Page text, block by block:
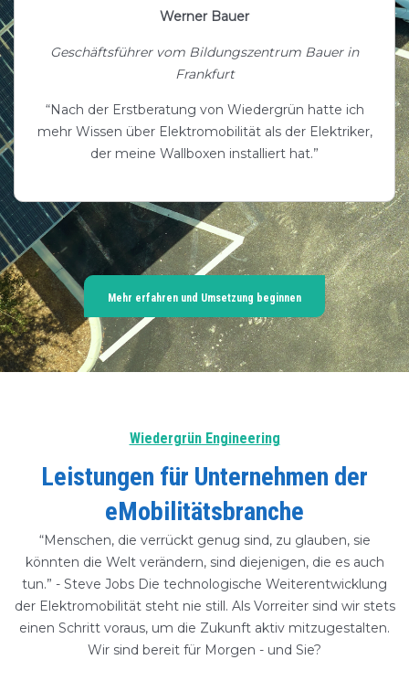
Werner Bauer
Geschäftsführer vom Bildungszentrum Bauer in
Frankfurt
“Nach der Erstberatung von Wiedergrün hatte ich
mehr Wissen über Elektromobilität als der Elektriker,
der meine Wallboxen installiert hat.”
Mehr erfahren und Umsetzung beginnen
Wiedergrün Engineering
Leistungen für Unternehmen der
eMobilitätsbranche
“Menschen, die verrückt genug sind, zu glauben, sie
könnten die Welt verändern, sind diejenigen, die es auch
tun.” - Steve Jobs Die technologische Weiterentwicklung
der Elektromobilität steht nie still. Als Vorreiter sind wir stets
einen Schritt voraus, um die Zukunft aktiv mitzugestalten.
Wir sind bereit für Morgen - und Sie?